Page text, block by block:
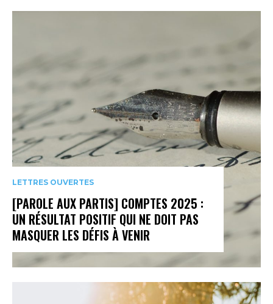
LETTRES OUVERTES
[PAROLE AUX PARTIS] COMPTES 2025 :
UN RÉSULTAT POSITIF QUI NE DOIT PAS
MASQUER LES DÉFIS À VENIR